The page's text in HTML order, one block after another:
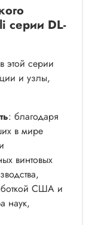
серии DL-
этой серии
и узлы,
: благодаря
в мире
винтовых
США и
наук,